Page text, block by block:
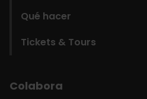
Qué hacer
Tickets & Tours
Colabora